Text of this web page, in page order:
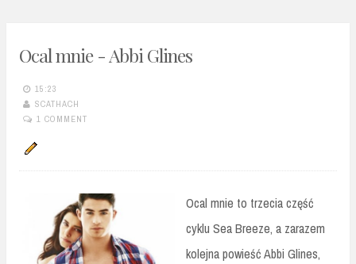
Ocal mnie - Abbi Glines
15:23
SCATHACH
1 COMMENT
Ocal mnie to trzecia część
cyklu Sea Breeze, a zarazem
kolejna powieść Abbi Glines,